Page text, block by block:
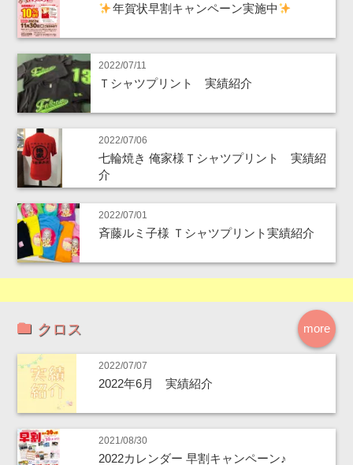
年賀状早割キャンペーン実施中
2022/07/11
Ｔシャツプリント 実績紹介
2022/07/06
七輪焼き 俺家様Ｔシャツプリント 実績紹
介
2022/07/01
斉藤ルミ子様 Ｔシャツプリント実績紹介
more
クロス
2022/07/07
2022年6月 実績紹介
2021/08/30
2022カレンダー 早割キャンペーン♪